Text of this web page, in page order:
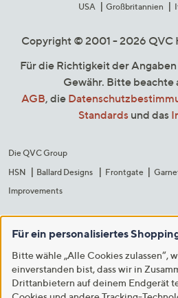
USA
Großbritannien
Copyright © 2001 - 2026 QVC
Für die Richtigkeit der
Gewähr. Bitte beachte
AGB, die
Standards und das
Die QVC Group
HSN
Ballard Designs Frontgate
Improvements
Für ein personalisiertes
Bitte wähle „Alle Cookies zulassen“,
einverstanden bist, dass wir in
Drittanbietern auf deinem Endgerät